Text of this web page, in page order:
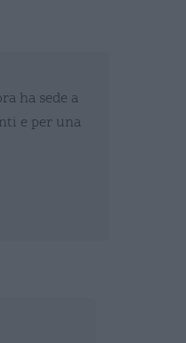
ha sede a
e per una